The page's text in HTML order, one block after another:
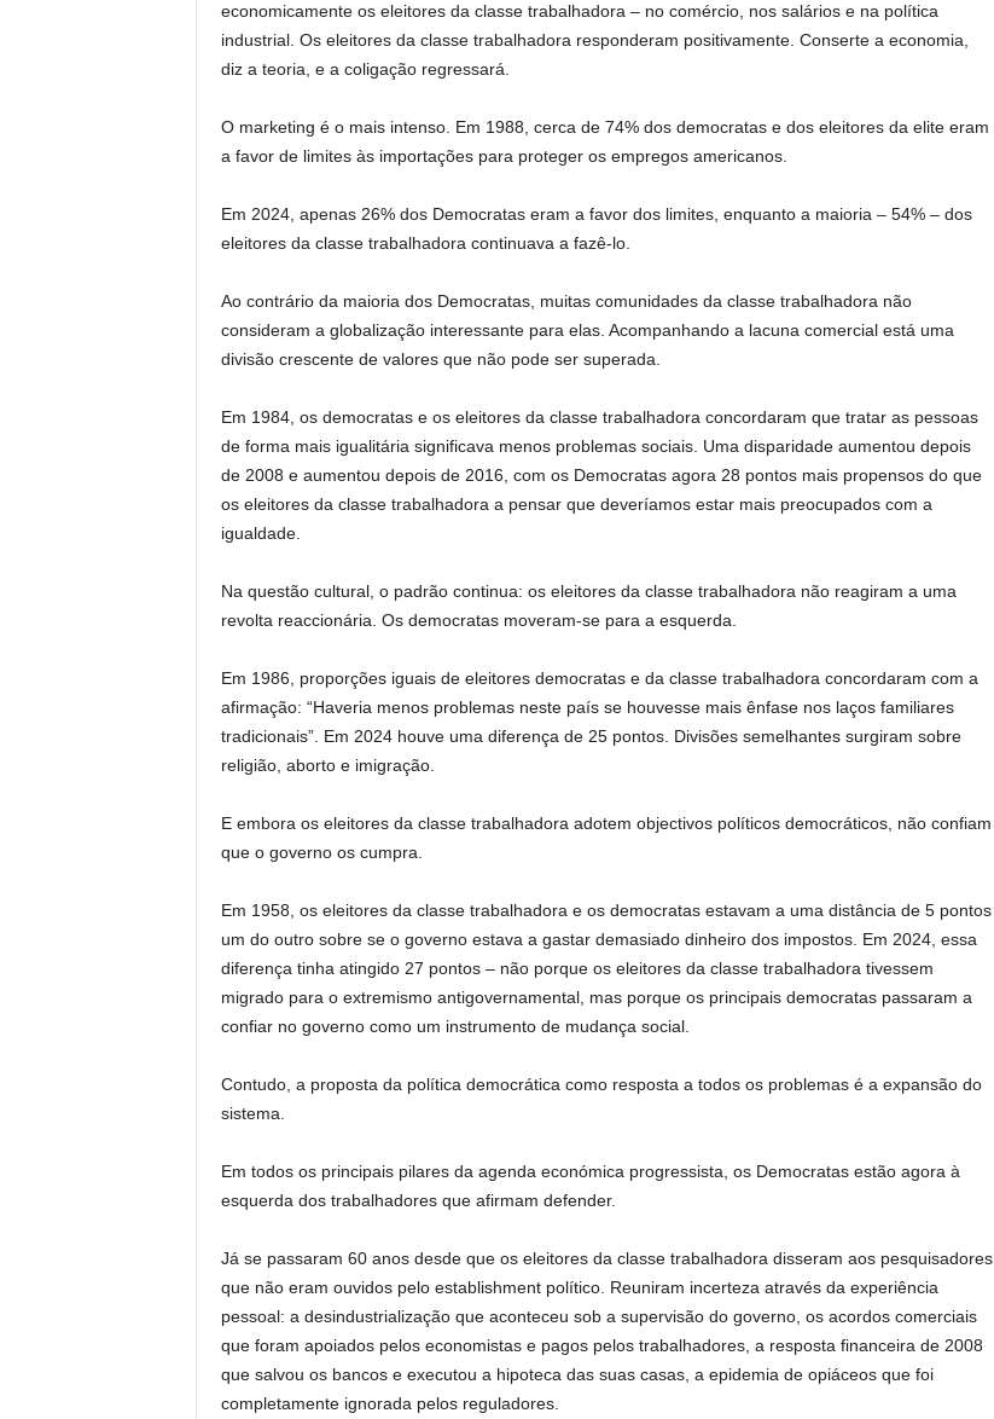
economicamente os eleitores da classe trabalhadora – no comércio, nos salários e na política
industrial. Os eleitores da classe trabalhadora responderam positivamente. Conserte a economia,
diz a teoria, e a coligação regressará.
O marketing é o mais intenso. Em 1988, cerca de 74% dos democratas e dos eleitores da elite eram
a favor de limites às importações para proteger os empregos americanos.
Em 2024, apenas 26% dos Democratas eram a favor dos limites, enquanto a maioria – 54% – dos
eleitores da classe trabalhadora continuava a fazê-lo.
Ao contrário da maioria dos Democratas, muitas comunidades da classe trabalhadora não
consideram a globalização interessante para elas. Acompanhando a lacuna comercial está uma
divisão crescente de valores que não pode ser superada.
Em 1984, os democratas e os eleitores da classe trabalhadora concordaram que tratar as pessoas
de forma mais igualitária significava menos problemas sociais. Uma disparidade aumentou depois
de 2008 e aumentou depois de 2016, com os Democratas agora 28 pontos mais propensos do que
os eleitores da classe trabalhadora a pensar que deveríamos estar mais preocupados com a
igualdade.
Na questão cultural, o padrão continua: os eleitores da classe trabalhadora não reagiram a uma
revolta reaccionária. Os democratas moveram-se para a esquerda.
Em 1986, proporções iguais de eleitores democratas e da classe trabalhadora concordaram com a
afirmação: “Haveria menos problemas neste país se houvesse mais ênfase nos laços familiares
tradicionais”. Em 2024 houve uma diferença de 25 pontos. Divisões semelhantes surgiram sobre
religião, aborto e imigração.
E embora os eleitores da classe trabalhadora adotem objectivos políticos democráticos, não confiam
que o governo os cumpra.
Em 1958, os eleitores da classe trabalhadora e os democratas estavam a uma distância de 5 pontos
um do outro sobre se o governo estava a gastar demasiado dinheiro dos impostos. Em 2024, essa
diferença tinha atingido 27 pontos – não porque os eleitores da classe trabalhadora tivessem
migrado para o extremismo antigovernamental, mas porque os principais democratas passaram a
confiar no governo como um instrumento de mudança social.
Contudo, a proposta da política democrática como resposta a todos os problemas é a expansão do
sistema.
Em todos os principais pilares da agenda económica progressista, os Democratas estão agora à
esquerda dos trabalhadores que afirmam defender.
Já se passaram 60 anos desde que os eleitores da classe trabalhadora disseram aos pesquisadores
que não eram ouvidos pelo establishment político. Reuniram incerteza através da experiência
pessoal: a desindustrialização que aconteceu sob a supervisão do governo, os acordos comerciais
que foram apoiados pelos economistas e pagos pelos trabalhadores, a resposta financeira de 2008
que salvou os bancos e executou a hipoteca das suas casas, a epidemia de opiáceos que foi
completamente ignorada pelos reguladores.